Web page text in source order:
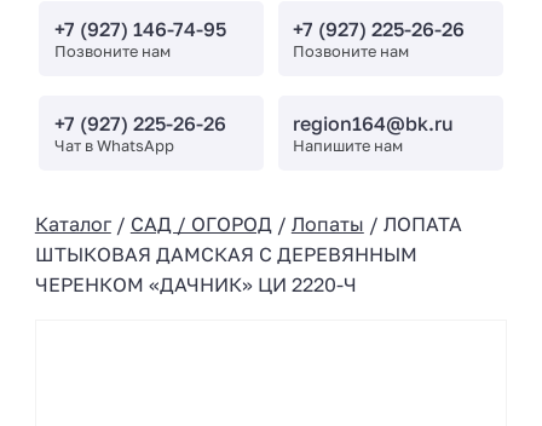
+7 (927) 146-74-95
Позвоните нам
+7 (927) 225-26-26
Позвоните нам
+7 (927) 225-26-26
Чат в WhatsApp
region164@bk.ru
Напишите нам
Каталог/ САД / ОГОРОД / Лопаты / ЛОПАТА
ШТЫКОВАЯ ДАМСКАЯ С ДЕРЕВЯННЫМ
ЧЕРЕНКОМ «ДАЧНИК» ЦИ 2220-Ч